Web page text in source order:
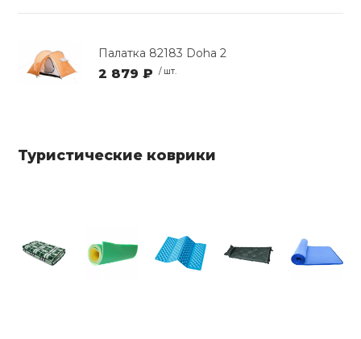
Палатка 82183 Doha 2
2 879 ₽ / шт.
Туристические коврики